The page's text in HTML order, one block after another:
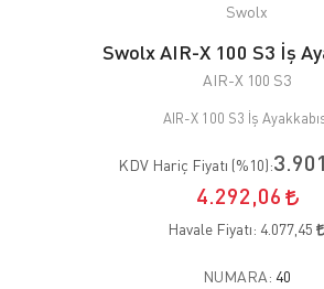
Swolx
Swolx AIR-X 100 S3 İş
AIR-X 100 S3
AIR-X 100 S3 İş
KDV Hariç Fiyatı (%10):
4.292,06
Havale Fiyatı: 4.077,45
NUMARA: 40